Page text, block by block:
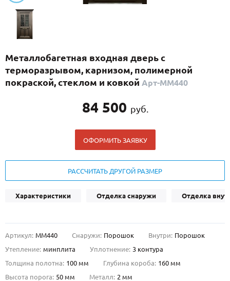
С реечным дизайном (29)
ПО НАЗНАЧЕНИЮ
О НАС
Металлобагетная входная дверь с
терморазрывом, карнизом, полимерной
покраской, стеклом и ковкой Арт-ММ440
84 500 руб.
ОФОРМИТЬ ЗАЯВКУ
РАССЧИТАТЬ ДРУГОЙ РАЗМЕР
Характеристики Отделка снаружи Отделка
Артикул: ММ440 Снаружи: Порошок Внутри: Порошок
Утепление: минплита Уплотнение: 3 контура
Толщина полотна: 100 мм Глубина короба: 160 мм
Высота порога: 50 мм Металл: 2 мм